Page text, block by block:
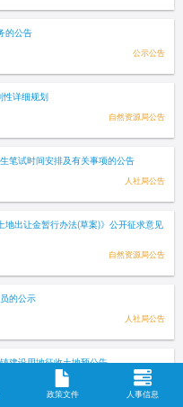
的公告
公示公告
性详细规划
自然资源局公告
笔试时间安排及有关事项的公告
人社局公告
出让金暂行办法(草案)》公开征求意见
自然资源局公告
的公示
人社局公告
建设用地征收土地预公告
自然资源局公告
政策文件 人事信息